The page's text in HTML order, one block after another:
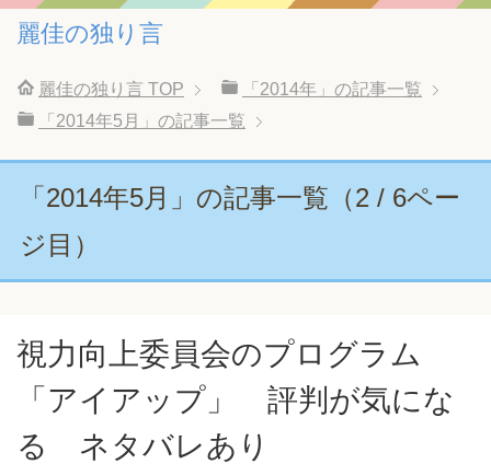
麗佳の独り言
麗佳の独り言 TOP
「2014年」の記事一覧
「2014年5月」の記事一覧
「2014年5月」の記事一覧（2 / 6ペー
ジ目）
視力向上委員会のプログラム
「アイアップ」 評判が気にな
る ネタバレあり